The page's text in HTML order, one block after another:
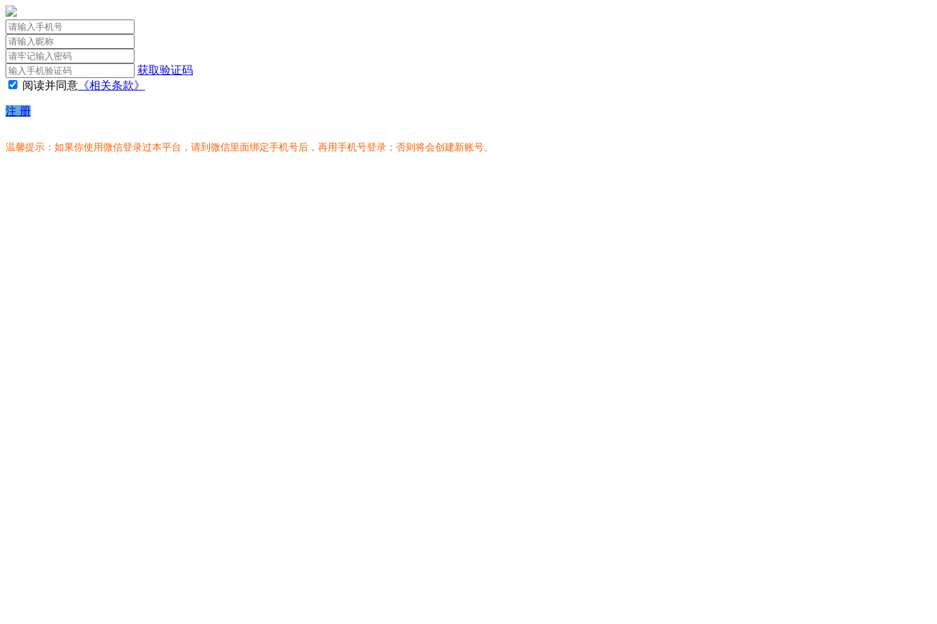
获取验证码
阅读并同意 《相关条款》
注 册
温馨提示：如果你使用微信登录过本平台，请到微信里面绑定手机号后，再用手机号登录；否则将会创建新账号。